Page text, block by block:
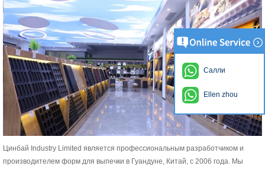
Цинбай Industry Limited является профессиональным разработчиком и
производителем форм для выпечки в Гуандуне, Китай, с 2006 года. Мы
Салли
Ellen zhou